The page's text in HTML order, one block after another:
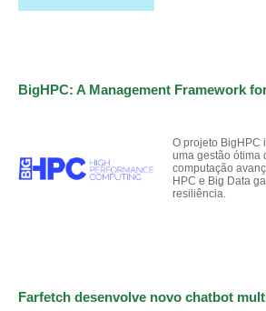
BigHPC: A Management Framework
O projeto BigHPC
uma gestão ótima
computação
HPC e Big Data
resiliência.
Farfetch desenvolve novo chatbot